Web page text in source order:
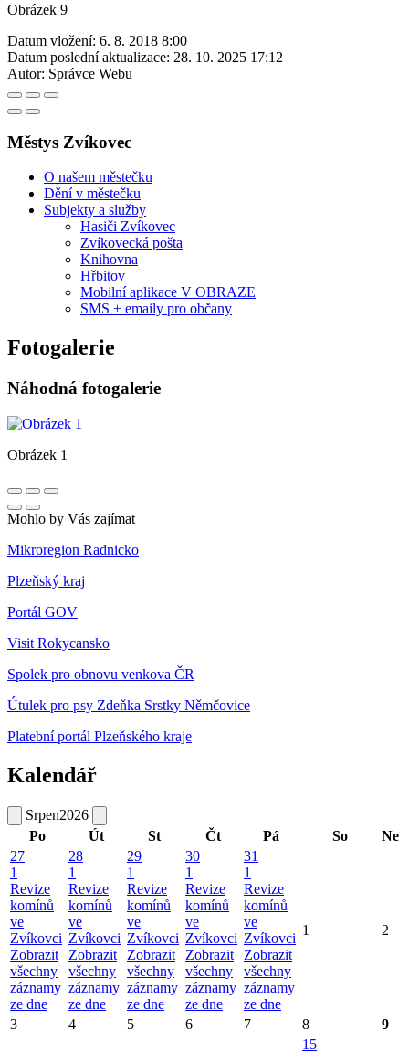
Obrázek 9
Datum vložení: 6. 8. 2018 8:00
Datum poslední aktualizace: 28. 10. 2025 17:12
Autor: Správce Webu
Městys Zvíkovec
O našem městečku
Dění v městečku
Subjekty a služby
Hasiči Zvíkovec
Zvíkovecká pošta
Knihovna
Hřbitov
Mobilní aplikace V OBRAZE
SMS + emaily pro občany
Fotogalerie
Náhodná fotogalerie
Obrázek 1
Mohlo by Vás zajímat
Mikroregion Radnicko
Plzeňský kraj
Portál GOV
Visit Rokycansko
Spolek pro obnovu venkova ČR
Útulek pro psy Zdeňka Srstky Němčovice
Platební portál Plzeňského kraje
Kalendář
Srpen2026
Po
Út St Čt Pá So
Ne
27
1
Revize
komínů
ve
Zvíkovci
Zobrazit
všechny
záznamy
ze dne
28
1
Revize
komínů
ve
Zvíkovci
Zobrazit
všechny
záznamy
ze dne
29
1
Revize
komínů
ve
Zvíkovci
Zobrazit
všechny
záznamy
ze dne
30
1
Revize
komínů
ve
Zvíkovci
Zobrazit
všechny
záznamy
ze dne
31
1
Revize
komínů
ve
Zvíkovci
Zobrazit
všechny
záznamy
ze dne
1 2
3 4 5 6 7 8 9
15